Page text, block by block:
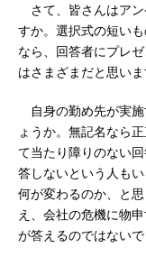
さて、皆さんはアン
すか。選択式の短い
なら、回答者にプレ
はさまざまだと思いま
自身の勤め先が実施
ょうか。無記名なら
て当たり障りのない
答しないという人も
何が変わるのか、と
え、会社の危機に物
が答えるのではないで